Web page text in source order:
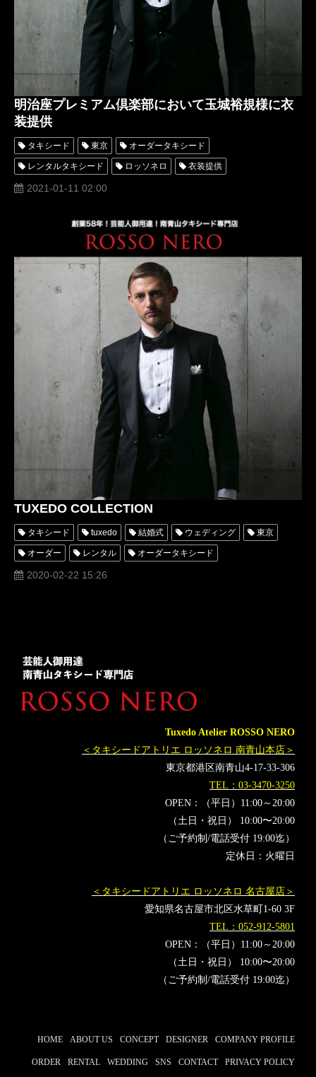
明治座プレミアム倶楽部において玉城裕規様に衣
装提供
タキシード 東京 オーダータキシード
レンタルタキシード ロッソネロ 衣装提供
タキシードアトリエロッソネロ
2021-01-11 02:00
TUXEDO COLLECTION
タキシード tuxedo 結婚式 ウェディング 東京
オーダー レンタル オーダータキシード
レンタルタキシード
タキシードコレクション
タキシードオーダー タキシードレンタル
おすすめ 値段 オーダーメイドタキシード
2020-02-22 15:26
Tuxedo Atelier ROSSO NERO
＜タキシードアトリエ ロッソネロ 南青山本店＞
東京都港区南青山4-17-33-306
TEL：03-3470-3250
OPEN：（平日）11:00～20:00
（土日・祝日） 10:00〜20:00
（ご予約制/電話受付 19:00迄）
定休日：火曜日
＜タキシードアトリエ ロッソネロ 名古屋店＞
愛知県名古屋市北区水草町1-60 3F
TEL：052-912-5801
OPEN：（平日）11:00～20:00
（土日・祝日） 10:00〜20:00
（ご予約制/電話受付 19:00迄）
HOME ABOUT US CONCEPT DESIGNER COMPANY PROFILE
ORDER RENTAL WEDDING SNS CONTACT PRIVACY POLICY